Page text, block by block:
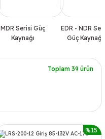
MDR Serisi Güç
Kaynağı
EDR - NDR
Güç Kaynağı
Toplam 39 ürün
%15